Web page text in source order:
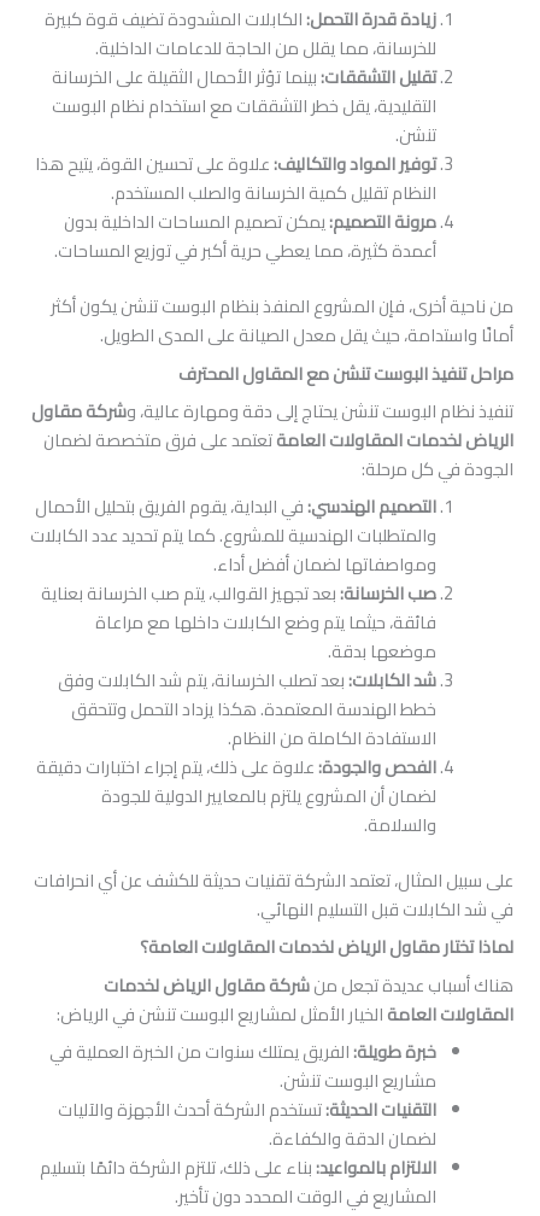
زيادة قدرة التحمل:الكابلات المشدودة تضيف قوة كبيرة
للخرسانة، مما يقلل من الحاجة للدعامات الداخلية.
تقليل التشققات:بينما تؤثر الأحمال الثقيلة على الخرسانة
التقليدية، يقل خطر التشققات مع استخدام نظام البوست
توفير المواد والتكاليف:علاوة على تحسين القوة، يتيح هذا
النظام تقليل كمية الخرسانة والصلب المستخدم.
مرونة التصميم:يمكن تصميم المساحات الداخلية بدون
أعمدة كثيرة، مما يعطي حرية أكبر في توزيع المساحات.
فإن المشروع المنفذ بنظام البوست تنشن يكون أكثر
حيث يقل معدل الصيانة على المدى الطويل.
البوست تنشن مع المقاول المحترف
تنشن يحتاج إلى دقة ومهارة عالية، وشركة مقاول
المقاولات العامةتعتمد على فرق متخصصة لضمان
مرحلة:
التصميم الهندسي:في البداية، يقوم الفريق بتحليل الأحمال
والمتطلبات الهندسية للمشروع. كما يتم تحديد عدد الكابلات
ومواصفاتها لضمان أفضل أداء.
صب الخرسانة:بعد تجهيز القوالب، يتم صب الخرسانة بعناية
فائقة، حيثما يتم وضع الكابلات داخلها مع مراعاة
موضعها بدقة.
:بعد تصلب الخرسانة، يتم شد الكابلات وفق
خطط الهندسة المعتمدة. هكذا يزداد التحمل وتتحقق
الاستفادة الكاملة من النظام.
الفحص والجودة:علاوة على ذلك، يتم إجراء اختبارات دقيقة
لضمان أن المشروع يلتزم بالمعايير الدولية للجودة
تعتمد الشركة تقنيات حديثة للكشف عن أي انحرافات
قبل التسليم النهائي.
مقاول الرياض لخدمات المقاولات العامة؟
عديدة تجعل منشركة مقاول الرياض لخدمات
الخيار الأمثل لمشاريع البوست تنشن في الرياض:
خبرة طويلة:الفريق يمتلك سنوات من الخبرة العملية في
مشاريع البوست تنشن.
التقنيات الحديثة:تستخدم الشركة أحدث الأجهزة والآليات
لضمان الدقة والكفاءة.
الالتزام بالمواعيد:بناء على ذلك، تلتزم الشركة دائمًا بتسليم
المشاريع في الوقت المحدد دون تأخير.